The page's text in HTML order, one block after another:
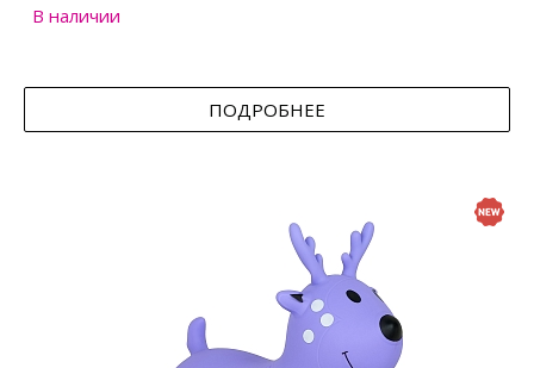
В наличии
ПОДРОБНЕЕ